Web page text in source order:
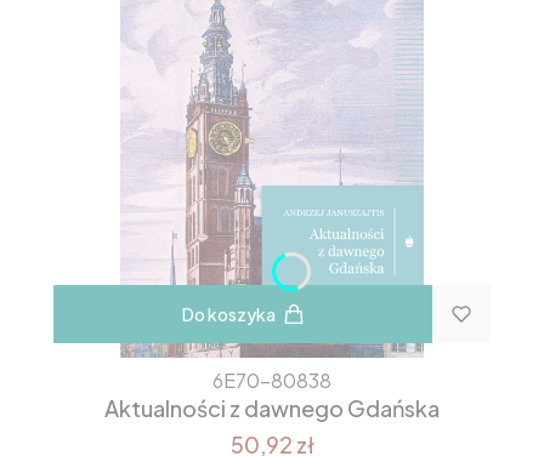
Do koszyka
6E70-80838
Aktualności z dawnego Gdańska
50,92 zł